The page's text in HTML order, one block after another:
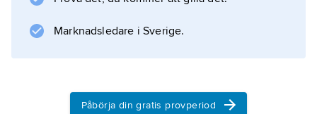
under återuppbyggnad efter svåra krigsskador
Marknadsledare i Sverige.
Påbörja din gratis provperiod